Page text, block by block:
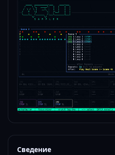
Сведение